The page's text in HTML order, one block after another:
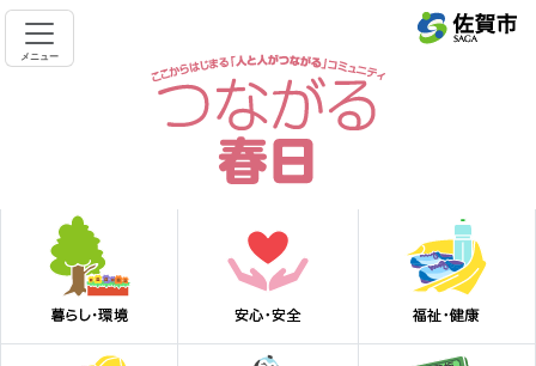
メニュー